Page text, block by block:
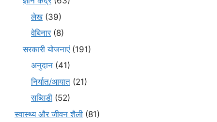
लेख(39)
वेबिनार(8)
सरकारी योजनाएं(191)
अनुदान (41)
निर्यात/आयात (21)
सब्सिडी (52)
स्वास्थ्य और जीवन शैली (81)